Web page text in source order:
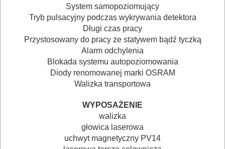
DREWNA
OBRÓBKA
WARSZTATOWE
System samopoziomujący
Tryb pulsacyjny podczas wykrywania detektora
Długi czas pracy
Przystosowany do pracy ze statywem bądź tyczką
Alarm odchylenia
Blokada systemu autopoziomowania
Diody renomowanej marki OSRAM
Walizka transportowa
WYPOSAŻENIE
walizka
głowica laserowa
uchwyt magnetyczny PV14